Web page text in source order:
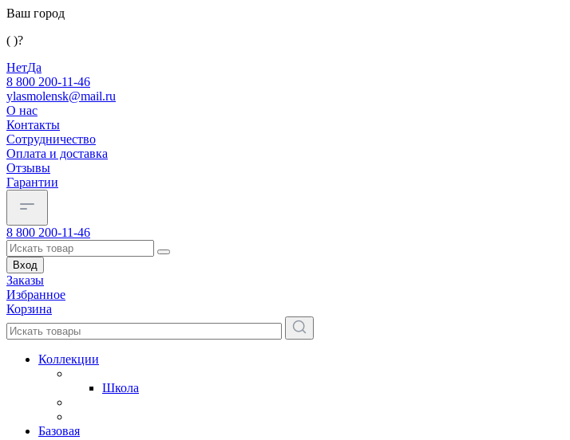
Ваш город
( )?
НетДа
8 800 200-11-46
ylasmolensk@mail.ru
О нас
Контакты
Сотрудничество
Оплата и доставка
Отзывы
Гарантии
8 800 200-11-46
Вход
Заказы
Избранное
Корзина
Коллекции
Школа
Базовая